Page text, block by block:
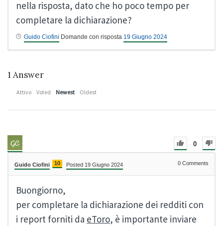
nella risposta, dato che ho poco tempo per
completare la dichiarazione?
Guido Ciofini Domande con risposta 19 Giugno 2024
1 Answer
Attivo Voted Newest Oldest
0
Guido Ciofini 10 Posted 19 Giugno 2024 0 Comments
Buongiorno,
per completare la dichiarazione dei redditi con
i report forniti da eToro, è importante inviare